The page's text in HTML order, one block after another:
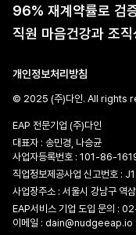
96% 재계약률로 검
직원 마음건강과 조
개인정보처리방침
© 2025 (주)다인. All rights
EAP 전문기업 (주)다인
대표자 : 송민경, 나승균
사업자등록번호 : 101-86-
직업정보제공사업 신고번호
사업장주소 : 서울시 강남구 역
EAP서비스 기업 도입 문의 :
이메일 : dain@nudgeeap.io